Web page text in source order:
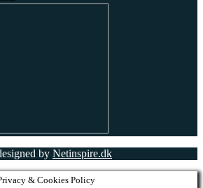
by Netinspire.dk
& Cookies Policy